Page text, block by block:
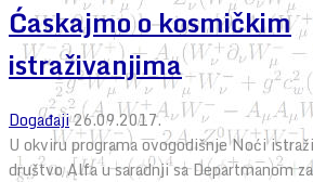
Ćaskajmo o kosmičkim
istraživanjima
Događaji26.09.2017.
U okviru programa ovogodišnje Noći
društvo Alfa u saradnji sa Departmanom